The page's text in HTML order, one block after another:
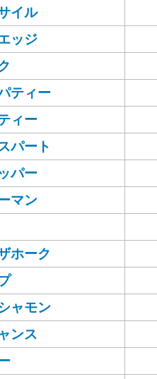
イル
ッジ
ティー
ィー
パート
パー
マン
ホーク
ャモン
ンス